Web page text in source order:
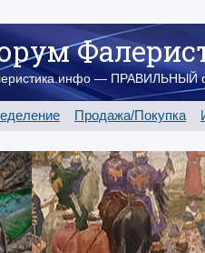
— ПРАВИЛЬНЫЙ
Продажа/Покупка